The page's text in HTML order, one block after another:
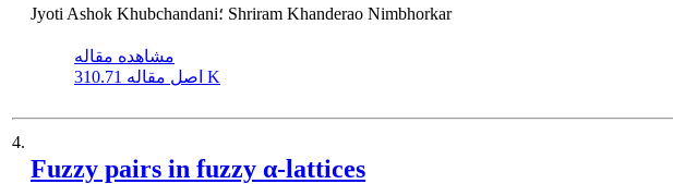
Jyoti Ashok Khubchandani؛ Shriram Khanderao Nimbhorkar
مشاهده مقاله
اصل مقاله 310.71 K
4.
Fuzzy pairs in fuzzy α-lattices